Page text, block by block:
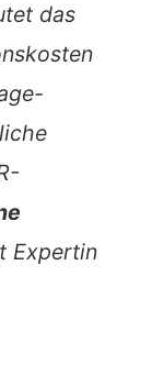
das
Expertin